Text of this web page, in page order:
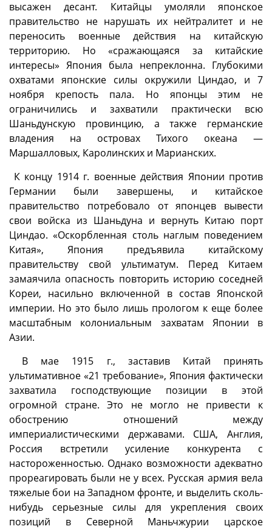
высажен десант. Китайцы умоляли японское
правительство не нарушать их нейтралитет и не
переносить военные действия на китайскую
территорию. Но «сражающаяся за китайские
интересы» Япония была непреклонна. Глубокими
охватами японские силы окружили Циндао, и 7
ноября крепость пала. Но японцы этим не
ограничились и захватили практически всю
Шаньдунскую провинцию, а также германские
владения на островах Тихого океана —
Маршалловых, Каролинских и Марианских.
К концу 1914 г. военные действия Японии против
Германии были завершены, и китайское
правительство потребовало от японцев вывести
свои войска из Шаньдуна и вернуть Китаю порт
Циндао. «Оскорбленная столь наглым поведением
Китая», Япония предъявила китайскому
правительству свой ультиматум. Перед Китаем
замаячила опасность повторить историю соседней
Кореи, насильно включенной в состав Японской
империи. Но это было лишь прологом к еще более
масштабным колониальным захватам Японии в
Азии.
В мае 1915 г., заставив Китай принять
ультимативное «21 требование», Япония фактически
захватила господствующие позиции в этой
огромной стране. Это не могло не привести к
обострению отношений между
империалистическими державами. США, Англия,
Россия встретили усиление конкурента с
настороженностью. Однако возможности адекватно
прореагировать были не у всех. Русская армия вела
тяжелые бои на Западном фронте, и выделить сколь-
нибудь серьезные силы для укрепления своих
позиций в Северной Маньчжурии царское